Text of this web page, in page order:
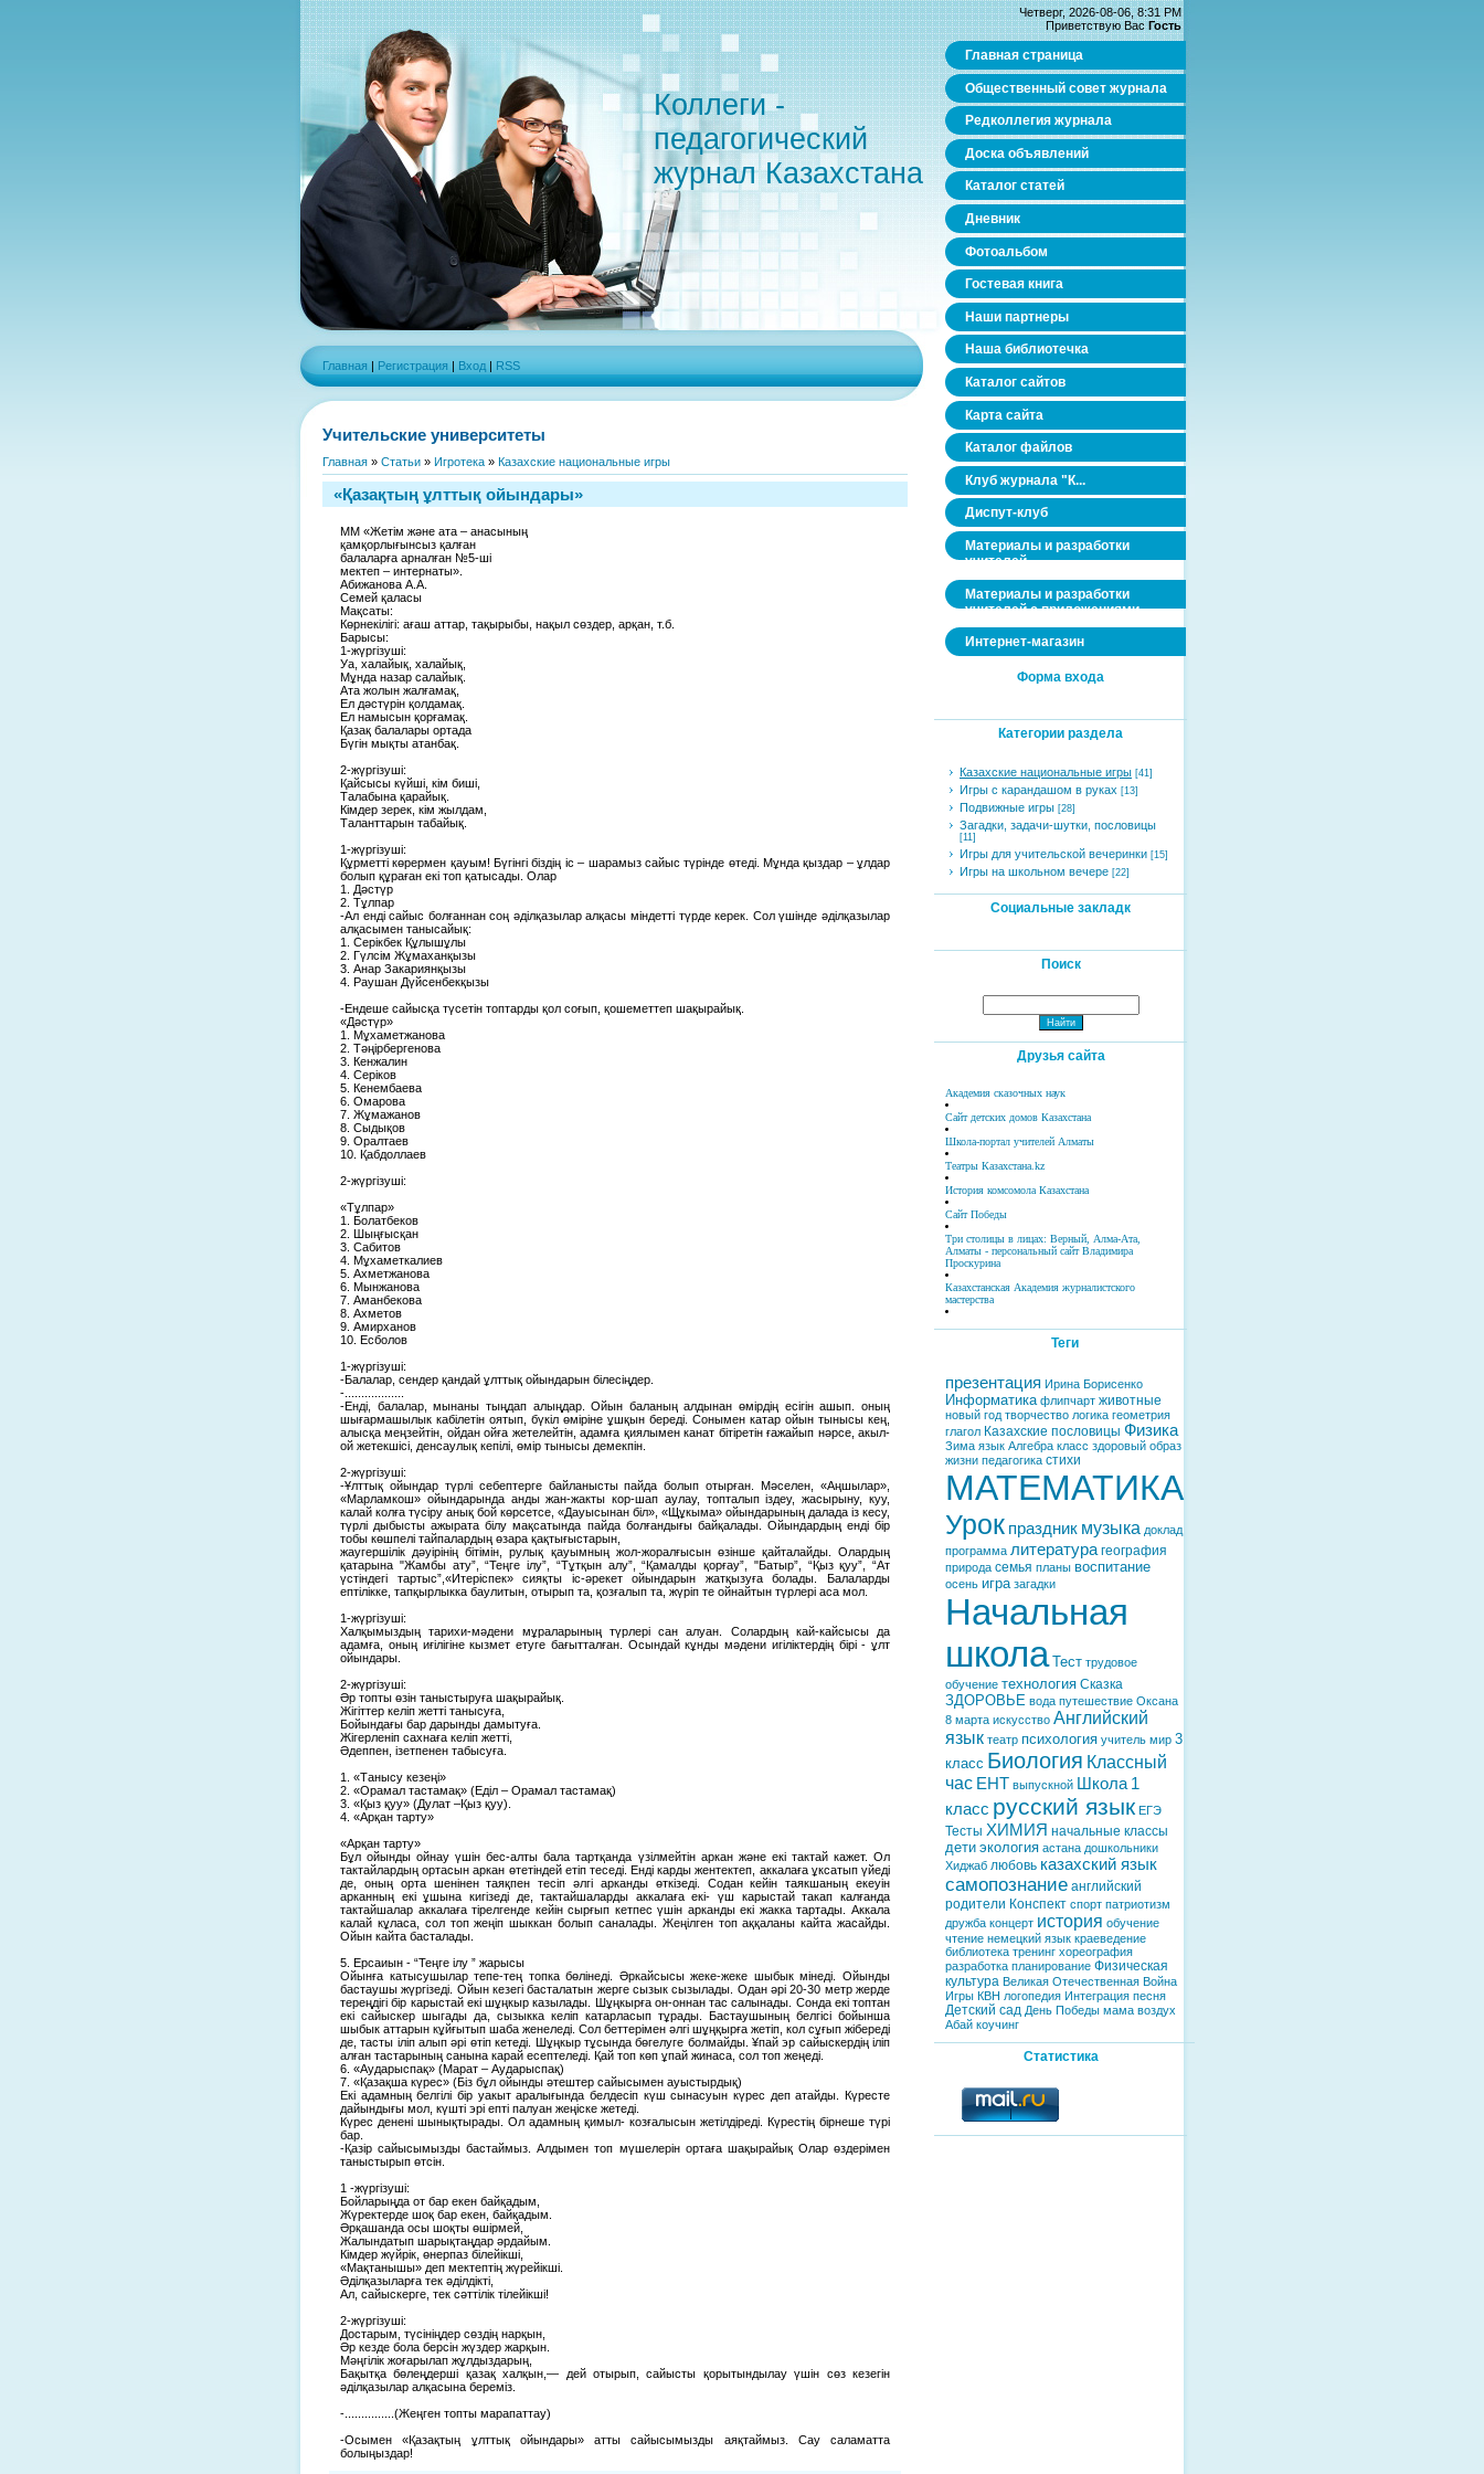
Коллеги -
педагогический
журнал Казахстана
Главная | Регистрация | Вход | RSS
Учительские университеты
Главная » Статьи » Игротека » Казахские национальные игры
«Қазақтың ұлттық ойындары»
ММ «Жетім және ата – анасының
қамқорлығынсыз қалған
балаларға арналған №5-ші
мектеп – интернаты».
Абижанова А.А.
Семей қаласы
Мақсаты:
Көрнекілігі: ағаш аттар, тақырыбы, нақыл сөздер, арқан, т.б.
Барысы:
1-жүргізуші:
Уа, халайық, халайық,
Мұнда назар салайық.
Ата жолын жалғамақ,
Ел дәстүрін қолдамақ.
Ел намысын қорғамақ.
Қазақ балалары ортада
Бүгін мықты атанбақ.
2-жүргізуші:
Қайсысы күйші, кім биші,
Талабына қарайық.
Кімдер зерек, кім жылдам,
Таланттарын табайық.
1-жүргізуші:
Құрметті көрермен қауым! Бүгінгі біздің іс – шарамыз сайыс түрінде өтеді. Мұнда қыздар – ұлдар
болып құраған екі топ қатысады. Олар
1. Дәстүр
2. Тұлпар
-Ал енді сайыс болғаннан соң әділқазылар алқасы міндетті түрде керек. Сол үшінде әділқазылар
алқасымен танысайық:
1. Серікбек Құлышұлы
2. Гүлсім Жұмаханқызы
3. Анар Закариянқызы
4. Раушан Дүйсенбекқызы
-Ендеше сайысқа түсетін топтарды қол соғып, қошеметтеп шақырайық.
«Дәстүр»
1. Мұхаметжанова
2. Тәңірбергенова
3. Кенжалин
4. Серіков
5. Кенембаева
6. Омарова
7. Жұмажанов
8. Сыдықов
9. Оралтаев
10. Қабдоллаев
2-жүргізуші:
«Тұлпар»
1. Болатбеков
2. Шыңғысқан
3. Сабитов
4. Мұхаметкалиев
5. Ахметжанова
6. Мынжанова
7. Аманбекова
8. Ахметов
9. Амирханов
10. Есболов
1-жүргізуші:
-Балалар, сендер қандай ұлттық ойындарын білесіңдер.
-..................
-Енді, балалар, мынаны тыңдап алыңдар. Ойын баланың алдынан өмірдің есігін ашып. оның
шығармашылык кабілетін оятып, бүкіл өміріне ұшқын береді. Сонымен катар ойын тынысы кең,
алысқа меңзейтін, ойдан ойға жетелейтін, адамға қиялымен канат бітіретін ғажайып нәрсе, акыл-
ой жетекшісі, денсаулық кепілі, өмір тынысы демекпін.
2-жүргізуші:
-Ұлттық ойындар түрлі себептерге байланысты пайда болып отырған. Мәселен, «Аңшылар»,
«Марламкош» ойындарында анды жан-жакты кор-шап аулау, топталып іздеу, жасырыну, куу,
калай колға түсіру анық бой көрсетсе, «Дауысынан біл», «Щұкыма» ойындарының далада із кесу,
түрлі дыбысты ажырата білу мақсатында пайда болғандығы байқалады. Ойындардың енді бір
тобы көшпелі тайпалардың өзара қақтығыстарын,
жаугершілік дәуірінің бітімін, рулық қауымның жол-жоралғысын өзінше қайталайды. Олардың
қатарына "Жамбы ату”, “Теңге ілу”, “Тұтқын алу”, “Қамалды қорғау”, "Батыр”, “Қыз қуу”, “Ат
үстіндегі тартыс”,«Итеріспек» сияқты іс-әрекет ойындарын жатқызуға болады. Балаларды
ептілікке, тапқырлыкка баулитын, отырып та, қозғалып та, жүріп те ойнайтын түрлері аса мол.
1-жүргізуші:
Халқымыздың тарихи-мәдени мұраларының түрлері сан алуан. Солардың кай-кайсысы да
адамға, оның иғілігіне кызмет етуге бағытталған. Осындай кұнды мәдени игіліктердің бірі - ұлт
ойындары.
2-жүргізуші:
Әр топты өзін таныстыруға шақырайық.
Жігіттер келіп жетті танысуға,
Бойындағы бар дарынды дамытуға.
Жігерленіп сахнаға келіп жетті,
Әдеппен, ізетпенен табысуға.
1. «Танысу кезеңі»
2. «Орамал тастамақ» (Еділ – Орамал тастамақ)
3. «Қыз қуу» (Дулат –Қыз қуу).
4. «Арқан тарту»
«Арқан тарту»
Бұл ойынды ойнау үшін бес-алты бала тартқанда үзілмейтін аркан және екі тактай кажет. Ол
тактайлардың ортасын аркан өтетіндей етіп теседі. Енді карды жентектеп, аккалаға ұксатып үйеді
де, оның орта шенінен таяқпен тесіп әлгі арканды өткізеді. Содан кейін таякшаның екеуін
арканның екі ұшына кигізеді де, тактайшаларды аккалаға екі- үш карыстай такап калғанда
тактайшалар аккалаға тірелгенде кейін сырғып кетпес үшін арканды екі жакка тартады. Аккала
калай кұласа, сол топ жеңіп шыккан болып саналады. Жеңілген топ аққаланы кайта жасайды.
Ойын кайта басталады.
5. Ерсаиын - “Теңге ілу ” жарысы
Ойынға катысушылар тепе-тең топка бөлінеді. Әркайсысы жеке-жеке шыбык мінеді. Ойынды
бастаушы жүргізеді. Ойын кезегі басталатын жерге сызык сызылады. Одан әрі 20-30 метр жерде
тереңдігі бір карыстай екі шұңкыр казылады. Шұңкырға он-оннан тас салынады. Сонда екі топтан
екі сайыскер шыгады да, сызыкка келіп катарласып тұрады. Бастаушының белгісі бойынша
шыбык аттарын кұйғытып шаба женеледі. Сол беттерімен әлгі шұңқырға жетіп, кол сұғып жібереді
де, тасты іліп алып әрі өтіп кетеді. Шұңкыр тұсында бөгелуге болмайды. ¥пай эр сайыскердің іліп
алған тастарының санына карай есептеледі. Қай топ көп ұпай жинаса, сол топ жеңеді.
6. «Аударыспақ» (Марат – Аударыспақ)
7. «Қазақша күрес» (Біз бұл ойынды әтештер сайысымен ауыстырдық)
Екі адамның белгілі бір уакыт аралығында белдесіп күш сынасуын күрес деп атайды. Күресте
дайындығы мол, күшті эрі епті палуан жеңіске жетеді.
Күрес денені шынықтырады. Ол адамның қимыл- козғалысын жетілдіреді. Күрестің бірнеше түрі
бар.
-Қазір сайысымызды бастаймыз. Алдымен топ мүшелерін ортаға шақырайық Олар өздерімен
таныстырып өтсін.
1 -жүргізуші:
Бойларыңда от бар екен байқадым,
Жүректерде шоқ бар екен, байқадым.
Әрқашанда осы шоқты өшірмей,
Жалындатып шарықтаңдар әрдайым.
Кімдер жүйрік, өнерпаз білейікші,
«Мақтанышы» деп мектептің жүрейікші.
Әділқазыларға тек әділдікті,
Ал, сайыскерге, тек сәттілік тілейікші!
2-жүргізуші:
Достарым, түсініңдер сөздің нарқын,
Әр кезде бола берсін жүздер жарқын.
Мәңгілік жоғарылап жұлдыздарың,
Бақытқа бөлеңдерші қазақ халқын,— дей отырып, сайысты қорытындылау үшін сөз кезегін
әділқазылар алқасына береміз.
-...............(Жеңген топты марапаттау)
-Осымен «Қазақтың ұлттық ойындары» атты сайысымызды аяқтаймыз. Сау саламатта
болыңыздар!
Четверг, 2026-08-06, 8:31 PM
Приветствую Вас Гость
Главная страница
Общественный совет журнала
Редколлегия журнала
Доска объявлений
Каталог статей
Дневник
Фотоальбом
Гостевая книга
Наши партнеры
Наша библиотечка
Каталог сайтов
Карта сайта
Каталог файлов
Клуб журнала "К...
Диспут-клуб
Материалы и разработки
учителей
Материалы и разработки
учителей с приложениями
Интернет-магазин
Форма входа
Категории раздела
Казахские национальные игры [41]
Игры с карандашом в руках [13]
Подвижные игры [28]
Загадки, задачи-шутки, пословицы
[11]
Игры для учительской вечеринки [15]
Игры на школьном вечере [22]
Социальные закладк
Поиск
Друзья сайта
Академия сказочных наук
Сайт детских домов Казахстана
Школа-портал учителей Алматы
Театры Казахстана.kz
История комсомола Казахстана
Сайт Победы
Три столицы в лицах: Верный, Алма-Ата,
Алматы - персональный сайт Владимира
Проскурина
Казахстанская Академия журналистского
мастерства
Теги
презентация Ирина Борисенко
Информатика флипчарт животные
новый год творчество логика геометрия
глагол Казахские пословицы Физика
Зима язык Алгебра класс здоровый образ
жизни педагогика стихи
МАТЕМАТИКА
Урок праздник музыка доклад
программа литература география
природа семья планы воспитание
осень игра загадки
Начальная
школа Тест трудовое
обучение технология Сказка
ЗДОРОВЬЕ вода путешествие Оксана
8 марта искусство Английский
язык театр психология учитель мир 3
класс Биология Классный
час ЕНТ выпускной Школа 1
класс русский язык ЕГЭ
Тесты ХИМИЯ начальные классы
дети экология астана дошкольники
Хиджаб любовь казахский язык
самопознание английский
родители Конспект спорт патриотизм
дружба концерт история обучение
чтение немецкий язык краеведение
библиотека тренинг хореография
разработка планирование Физическая
культура Великая Отечественная Война
Игры КВН логопедия Интеграция песня
Детский сад День Победы мама воздух
Абай коучинг
Статистика